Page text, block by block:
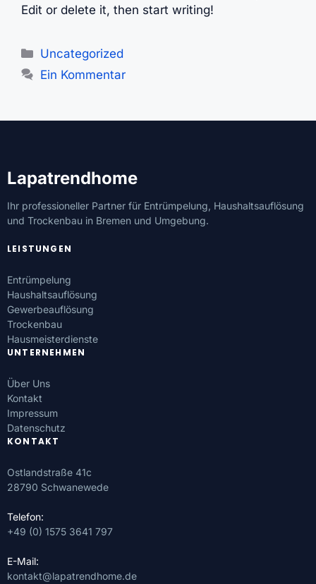
Edit or delete it, then start writing!
Kategorien
Uncategorized
Ein Kommentar
Lapatrendhome
Ihr professioneller Partner für Entrümpelung, Haushaltsauflösung
und Trockenbau in Bremen und Umgebung.
LEISTUNGEN
Entrümpelung
Haushaltsauflösung
Gewerbeauflösung
Trockenbau
Hausmeisterdienste
UNTERNEHMEN
Über Uns
Kontakt
Impressum
Datenschutz
KONTAKT
Ostlandstraße 41c
28790 Schwanewede
Telefon:
+49 (0) 1575 3641 797
E-Mail:
kontakt@lapatrendhome.de